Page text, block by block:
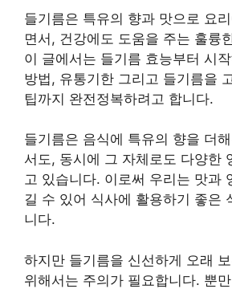
들기름은 특유의 향과 맛으로 요
면서, 건강에도 도움을 주는 훌륭
이 글에서는 들기름 효능부터 시
방법, 유통기한 그리고 들기름을
팁까지 완전정복하려고 합니다.
들기름은 음식에 특유의 향을 더
서도, 동시에 그 자체로도 다양한
고 있습니다. 이로써 우리는 맛과
길 수 있어 식사에 활용하기 좋은
니다.
하지만 들기름을 신선하게 오래
위해서는 주의가 필요합니다. 뿐